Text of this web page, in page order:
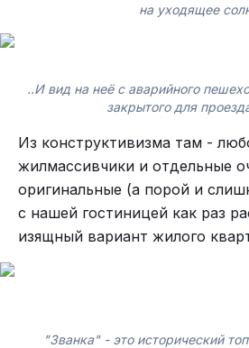
на уходящее
..И вид на неё с аварийного
закрытого для
Из конструктивизма там -
жилмассивчики и отдельные
оригинальные (а порой и
с нашей гостиницей как раз
изящный вариант жилого
"Званка" - это исторический